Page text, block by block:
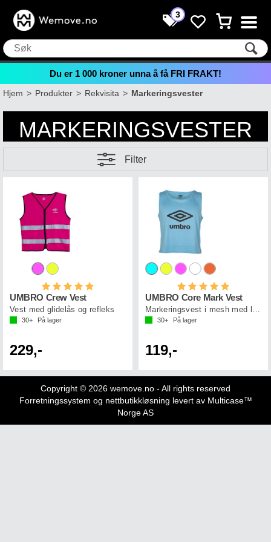
3
Du er 1 000 kroner unna å få FRI FRAKT!
Hjem>Produkter>Rekvisita>Markeringsvester
MARKERINGSVESTER
Filter
Karakter:
UMBRO Crew Vest
Vest med glidelås og refleks
30+ På lager
229,-
Karakter:
UMBRO Core Mark Vest
Markeringsvest i mesh med logo
30+ På lager
119,-
Copyright © 2026 wemove.no - All rights reserved
Forretningssystem og nettbutikkløsning levert av Multicase™
Norge AS